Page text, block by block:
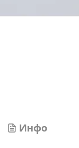
Инфо